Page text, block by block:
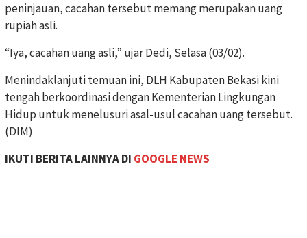
peninjauan, cacahan tersebut memang merupakan uang
rupiah asli.
“Iya, cacahan uang asli,” ujar Dedi, Selasa (03/02).
Menindaklanjuti temuan ini, DLH Kabupaten Bekasi kini
tengah berkoordinasi dengan Kementerian Lingkungan
Hidup untuk menelusuri asal-usul cacahan uang tersebut.
(DIM)
IKUTI BERITA LAINNYA DI GOOGLE NEWS